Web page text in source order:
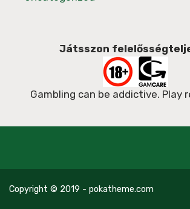
Játsszon
Gambling can be addictive. Play
Copyright © 2019 - pokatheme.com